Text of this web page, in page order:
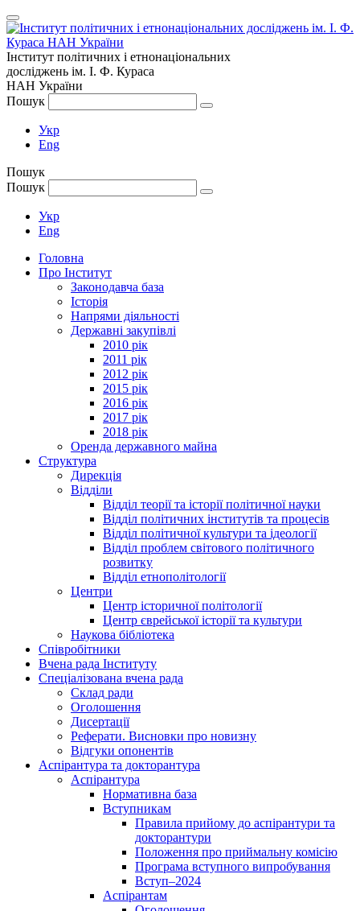
Інститут політичних і етнонаціональних
досліджень ім. І. Ф. Кураса
НАН України
Пошук
Укр
Eng
Пошук
Пошук
Укр
Eng
Головна
Про Інститут
Законодавча база
Історія
Напрями діяльності
Державні закупівлі
2010 рік
2011 рік
2012 рік
2015 рік
2016 рік
2017 рік
2018 рік
Оренда державного майна
Структура
Дирекція
Відділи
Відділ теорії та історії політичної науки
Відділ політичних інститутів та процесів
Відділ політичної культури та ідеології
Відділ проблем світового політичного
розвитку
Відділ етнополітології
Центри
Центр історичної політології
Центр єврейської історії та культури
Наукова бібліотека
Співробітники
Вчена рада Інституту
Спеціалізована вчена рада
Склад ради
Оголошення
Дисертації
Реферати. Висновки про новизну
Відгуки опонентів
Аспірантура та докторантура
Аспірантура
Нормативна база
Вступникам
Правила прийому до аспірантури та
докторантури
Положення про приймальну комісію
Програма вступного випробування
Вступ–2024
Аспірантам